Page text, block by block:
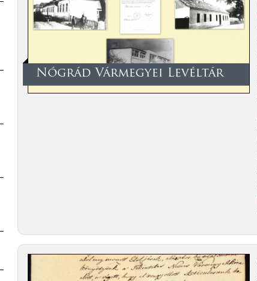
Nógrád Vármegyei Levéltár